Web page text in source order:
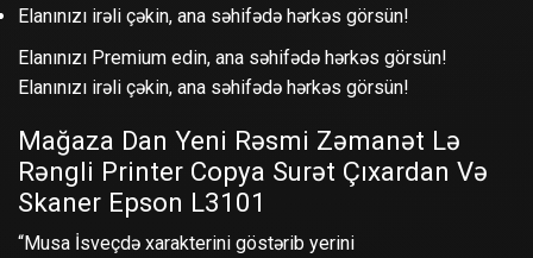
Elanınızı irəli çəkin, ana səhifədə hərkəs görsün!
Elanınızı Premium edin, ana səhifədə hərkəs görsün!
Elanınızı irəli çəkin, ana səhifədə hərkəs görsün!
Mağaza Dan Yeni Rəsmi Zəmanət Lə
Rəngli Printer Copya Surət Çıxardan Və
Skaner Epson L3101
“Musa İsveçdə xarakterini göstərib yerini